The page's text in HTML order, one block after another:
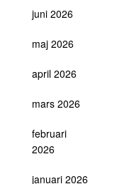
juni 2026
maj 2026
april 2026
mars 2026
februari
2026
januari 2026